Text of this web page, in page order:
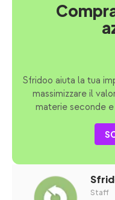
Sfridoo aiuta la tua
massimizzare il
materie seconde e
Staff